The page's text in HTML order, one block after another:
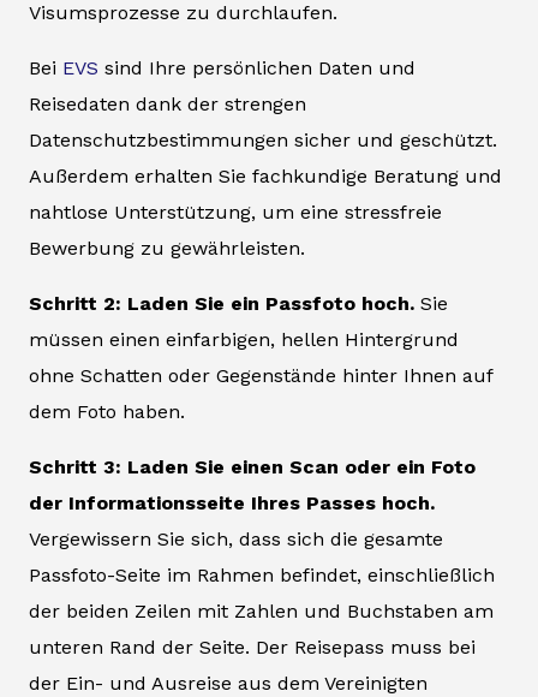
Visumsprozesse zu durchlaufen.
Bei EVS sind Ihre persönlichen Daten und
Reisedaten dank der strengen
Datenschutzbestimmungen sicher und geschützt.
Außerdem erhalten Sie fachkundige Beratung und
nahtlose Unterstützung, um eine stressfreie
Bewerbung zu gewährleisten.
Schritt 2: Laden Sie ein Passfoto hoch. Sie
müssen einen einfarbigen, hellen Hintergrund
ohne Schatten oder Gegenstände hinter Ihnen auf
dem Foto haben.
Schritt 3: Laden Sie einen Scan oder ein Foto
der Informationsseite Ihres Passes hoch.
Vergewissern Sie sich, dass sich die gesamte
Passfoto-Seite im Rahmen befindet, einschließlich
der beiden Zeilen mit Zahlen und Buchstaben am
unteren Rand der Seite. Der Reisepass muss bei
der Ein- und Ausreise aus dem Vereinigten